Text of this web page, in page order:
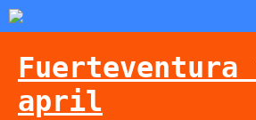
april